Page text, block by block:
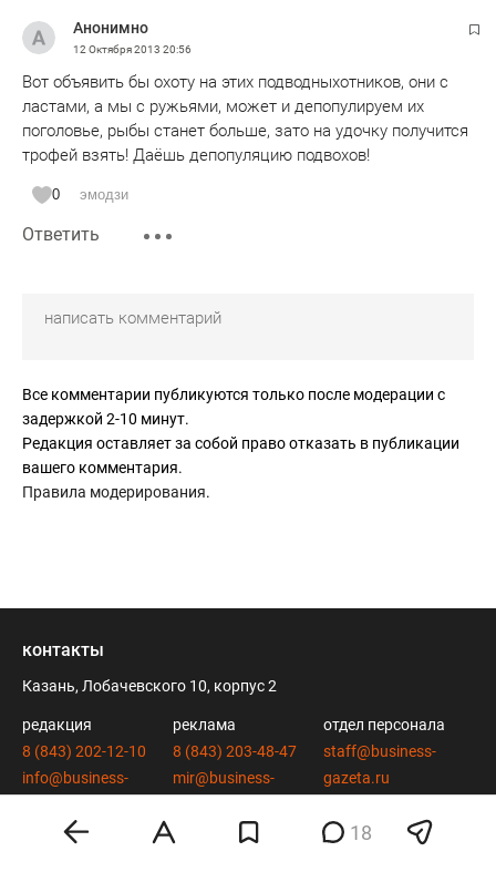
Анонимно
12 Октября 2013 20:56
Вот объявить бы охоту на этих подводныхотников, они с
ластами, а мы с ружьями, может и депопулируем их
поголовье, рыбы станет больше, зато на удочку получится
трофей взять! Даёшь депопуляцию подвохов!
0 эмодзи
Ответить
Все комментарии публикуются только после модерации с
задержкой 2-10 минут.
Редакция оставляет за собой право отказать в публикации
вашего комментария.
Правила модерирования.
18
контакты
Казань, Лобачевского 10, корпус 2
редакция
8 (843) 202-12-10
info@business-
реклама
8 (843) 203-48-47
mir@business-
отдел персонала
staff@business-
gazeta.ru